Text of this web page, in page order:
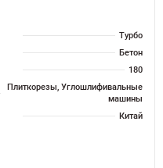
Турбо
Бетон
180
Плиткорезы, Углошлифивальные
машины
Китай